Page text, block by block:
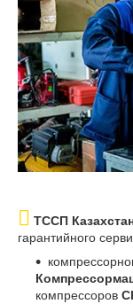
ТССП
гарантийного
компрессоров